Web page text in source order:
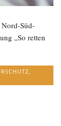
Süd-
„So retten
,